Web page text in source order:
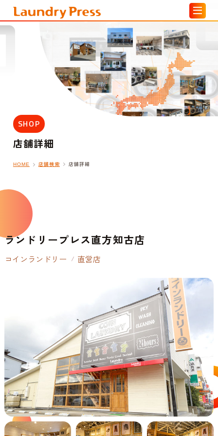
SHOP
店舗詳細
HOME 店舗検索 店舗詳細
ランドリープレス直方知古店
コインランドリー 直営店